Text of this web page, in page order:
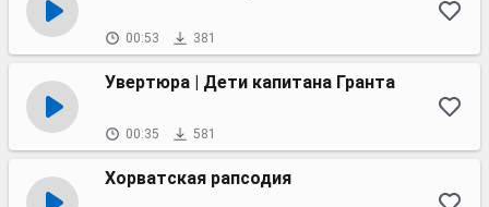
00:53 381
Увертюра | Дети капитана Гранта
00:35 581
Хорватская рапсодия